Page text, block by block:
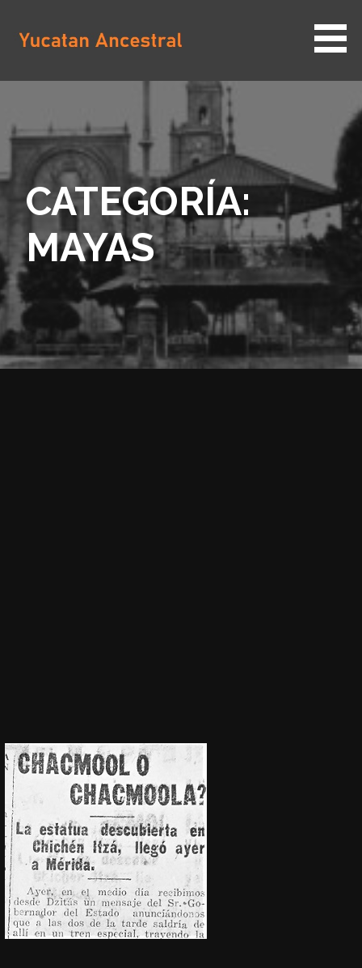
contenido
YUCATAN ANCESTRAL
CATEGORÍA:
MAYAS